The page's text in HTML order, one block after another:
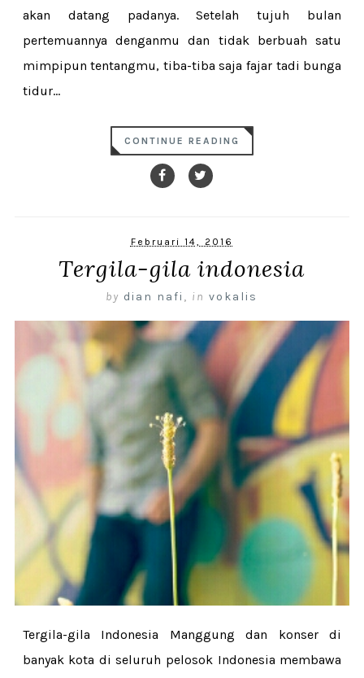
akan datang padanya. Setelah tujuh bulan
pertemuannya denganmu dan tidak berbuah satu
mimpipun tentangmu, tiba-tiba saja fajar tadi bunga
tidur...
CONTINUE READING
Februari 14, 2016
Tergila-gila indonesia
by dian nafi , in vokalis
Tergila-gila Indonesia Manggung dan konser di
banyak kota di seluruh pelosok Indonesia membawa